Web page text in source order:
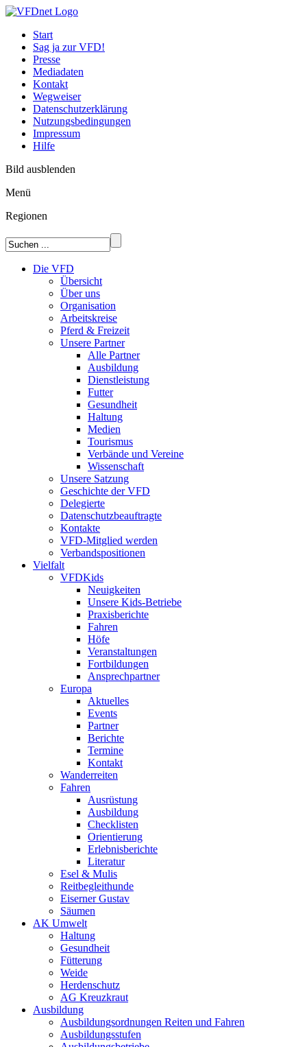
Start
Sag ja zur VFD!
Presse
Mediadaten
Kontakt
Wegweiser
Datenschutzerklärung
Nutzungsbedingungen
Impressum
Hilfe
Bild ausblenden
Menü
Regionen
Die VFD
Übersicht
Über uns
Organisation
Arbeitskreise
Pferd & Freizeit
Unsere Partner
Alle Partner
Ausbildung
Dienstleistung
Futter
Gesundheit
Haltung
Medien
Tourismus
Verbände und Vereine
Wissenschaft
Unsere Satzung
Geschichte der VFD
Delegierte
Datenschutzbeauftragte
Kontakte
VFD-Mitglied werden
Verbandspositionen
Vielfalt
VFDKids
Neuigkeiten
Unsere Kids-Betriebe
Praxisberichte
Fahren
Höfe
Veranstaltungen
Fortbildungen
Ansprechpartner
Europa
Aktuelles
Events
Partner
Berichte
Termine
Kontakt
Wanderreiten
Fahren
Ausrüstung
Ausbildung
Checklisten
Orientierung
Erlebnisberichte
Literatur
Esel & Mulis
Reitbegleithunde
Eiserner Gustav
Säumen
AK Umwelt
Haltung
Gesundheit
Fütterung
Weide
Herdenschutz
AG Kreuzkraut
Ausbildung
Ausbildungsordnungen Reiten und Fahren
Ausbildungsstufen